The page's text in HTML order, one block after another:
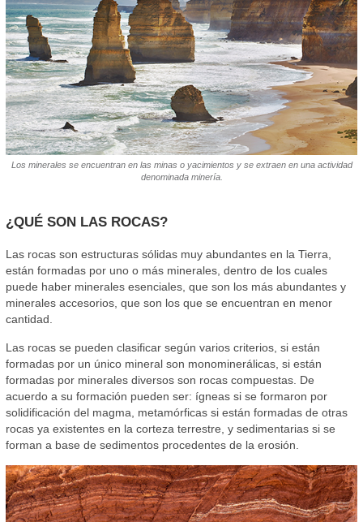
Los minerales se encuentran en las minas o yacimientos y se extraen en una actividad
denominada minería.
¿QUÉ SON LAS ROCAS?
Las rocas son estructuras sólidas muy abundantes en la Tierra,
están formadas por uno o más minerales, dentro de los cuales
puede haber minerales esenciales, que son los más abundantes y
minerales accesorios, que son los que se encuentran en menor
cantidad.
Las rocas se pueden clasificar según varios criterios, si están
formadas por un único mineral son monominerálicas, si están
formadas por minerales diversos son rocas compuestas. De
acuerdo a su formación pueden ser: ígneas si se formaron por
solidificación del magma, metamórficas si están formadas de otras
rocas ya existentes en la corteza terrestre, y sedimentarias si se
forman a base de sedimentos procedentes de la erosión.